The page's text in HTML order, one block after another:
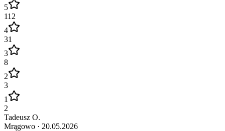
5
112
4
31
3
8
2
3
1
2
Tadeusz O.
Mrągowo · 20.05.2026